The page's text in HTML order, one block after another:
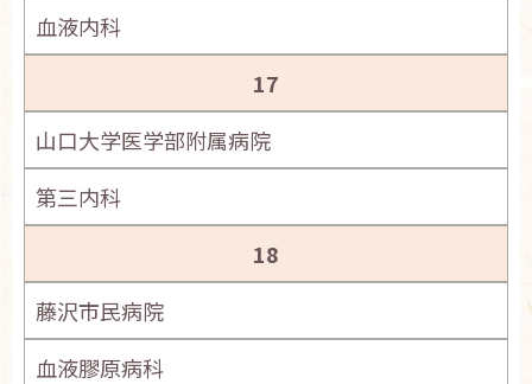
血液内科
17
山口大学医学部附属病院
第三内科
18
藤沢市民病院
血液膠原病科